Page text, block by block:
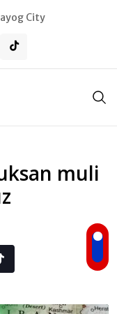
City
muli